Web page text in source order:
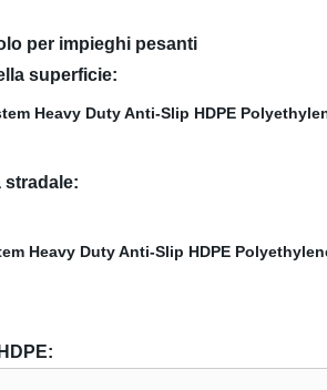
per impieghi pesanti
superficie:
stradale: